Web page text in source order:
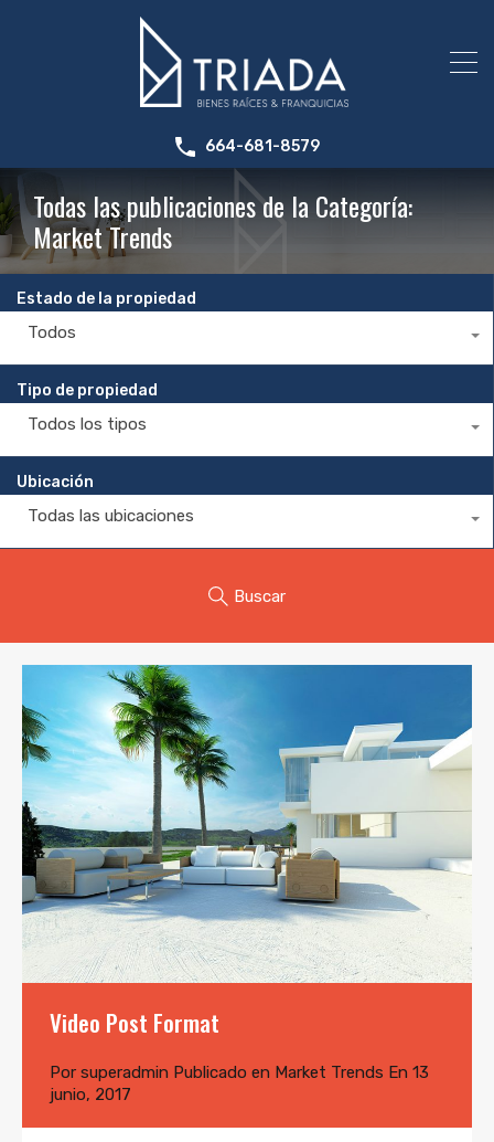
664-681-8579
Todas las publicaciones de la Categoría:
Market Trends
Estado de la propiedad
Todos
Tipo de propiedad
Todos los tipos
Ubicación
Todas las ubicaciones
Buscar
Video Post Format
Por superadmin Publicado en Market Trends En 13
junio, 2017